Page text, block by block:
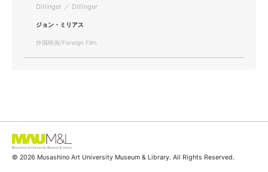
Dillinger ／ Dillinger
ジョン・ミリアス
外国映画/Foreign Film
© 2026 Musashino Art University Museum & Library. All Rights Reserved.